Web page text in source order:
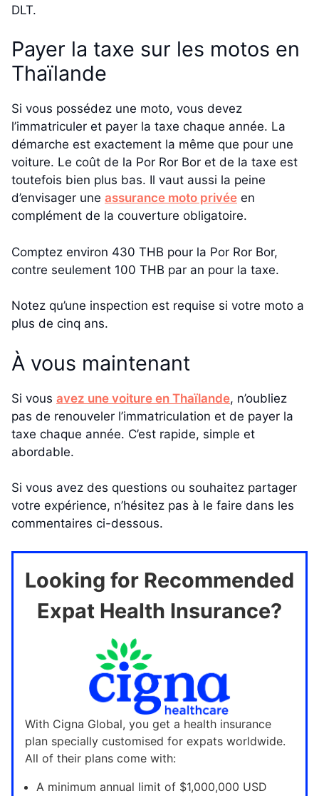
DLT.
Payer la taxe sur les motos en
Thaïlande
Si vous possédez une moto, vous devez
l’immatriculer et payer la taxe chaque année. La
démarche est exactement la même que pour une
voiture. Le coût de la Por Ror Bor et de la taxe est
toutefois bien plus bas. Il vaut aussi la peine
d’envisager une assurance moto privée en
complément de la couverture obligatoire.
Comptez environ 430 THB pour la Por Ror Bor,
contre seulement 100 THB par an pour la taxe.
Notez qu’une inspection est requise si votre moto a
plus de cinq ans.
À vous maintenant
Si vous avez une voiture en Thaïlande, n’oubliez
pas de renouveler l’immatriculation et de payer la
taxe chaque année. C’est rapide, simple et
abordable.
Si vous avez des questions ou souhaitez partager
votre expérience, n’hésitez pas à le faire dans les
commentaires ci-dessous.
Looking for Recommended
Expat Health Insurance?
With Cigna Global, you get a health insurance
plan specially customised for expats worldwide.
All of their plans come with:
A minimum annual limit of $1,000,000 USD